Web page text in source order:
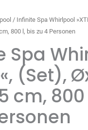
/ Infinite Spa Whirlpool
800 l, bis zu 4 Personen
Spa
(Set),
cm,